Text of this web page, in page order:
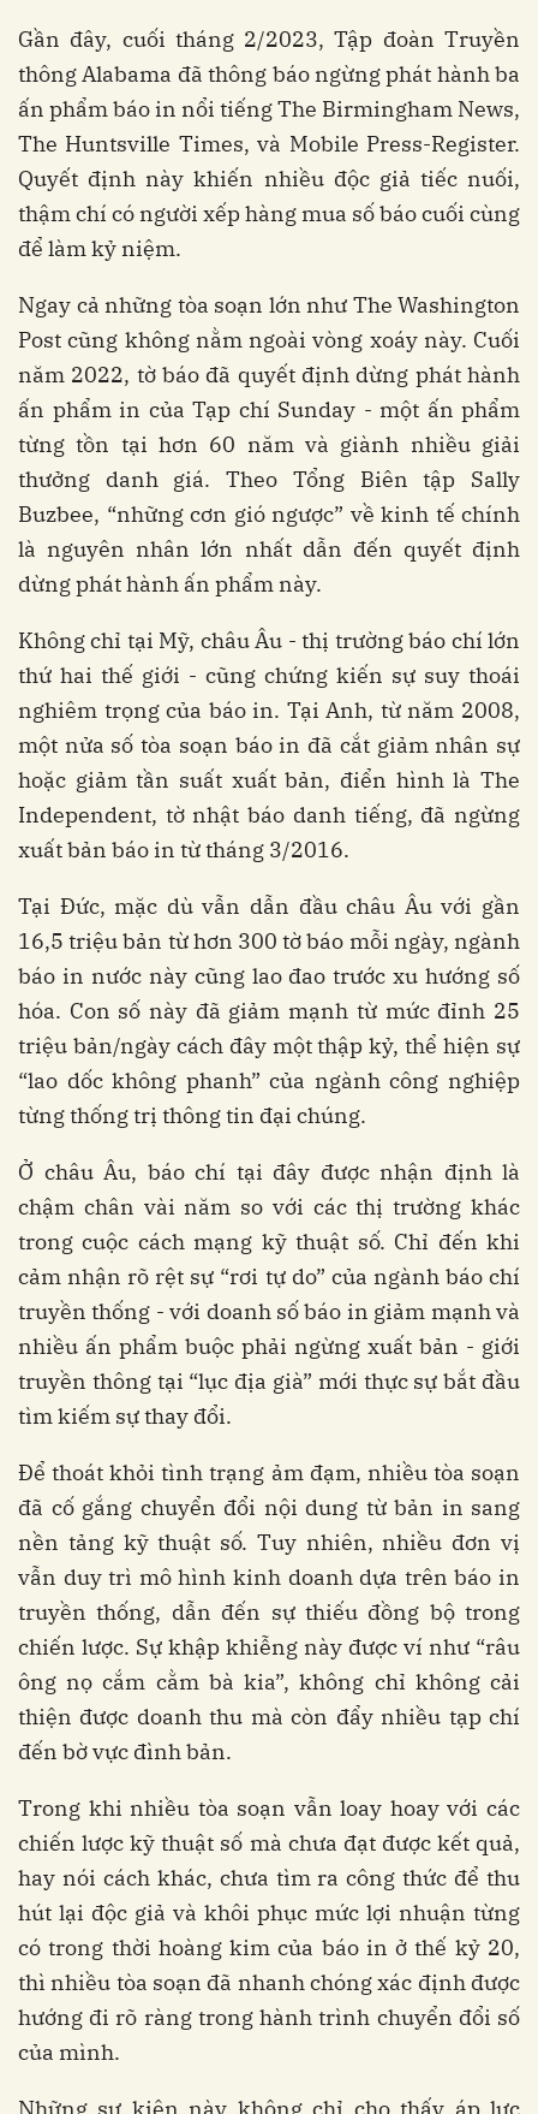
Gần đây, cuối tháng 2/2023, Tập đoàn Truyền
thông Alabama đã thông báo ngừng phát hành ba
ấn phẩm báo in nổi tiếng The Birmingham News,
The Huntsville Times, và Mobile Press-Register.
Quyết định này khiến nhiều độc giả tiếc nuối,
thậm chí có người xếp hàng mua số báo cuối cùng
để làm kỷ niệm.
Ngay cả những tòa soạn lớn như The Washington
Post cũng không nằm ngoài vòng xoáy này. Cuối
năm 2022, tờ báo đã quyết định dừng phát hành
ấn phẩm in của Tạp chí Sunday - một ấn phẩm
từng tồn tại hơn 60 năm và giành nhiều giải
thưởng danh giá. Theo Tổng Biên tập Sally
Buzbee, “những cơn gió ngược” về kinh tế chính
là nguyên nhân lớn nhất dẫn đến quyết định
dừng phát hành ấn phẩm này.
Không chỉ tại Mỹ, châu Âu - thị trường báo chí lớn
thứ hai thế giới - cũng chứng kiến sự suy thoái
nghiêm trọng của báo in. Tại Anh, từ năm 2008,
một nửa số tòa soạn báo in đã cắt giảm nhân sự
hoặc giảm tần suất xuất bản, điển hình là The
Independent, tờ nhật báo danh tiếng, đã ngừng
xuất bản báo in từ tháng 3/2016.
Tại Đức, mặc dù vẫn dẫn đầu châu Âu với gần
16,5 triệu bản từ hơn 300 tờ báo mỗi ngày, ngành
báo in nước này cũng lao đao trước xu hướng số
hóa. Con số này đã giảm mạnh từ mức đỉnh 25
triệu bản/ngày cách đây một thập kỷ, thể hiện sự
“lao dốc không phanh” của ngành công nghiệp
từng thống trị thông tin đại chúng.
Ở châu Âu, báo chí tại đây được nhận định là
chậm chân vài năm so với các thị trường khác
trong cuộc cách mạng kỹ thuật số. Chỉ đến khi
cảm nhận rõ rệt sự “rơi tự do” của ngành báo chí
truyền thống - với doanh số báo in giảm mạnh và
nhiều ấn phẩm buộc phải ngừng xuất bản - giới
truyền thông tại “lục địa già” mới thực sự bắt đầu
tìm kiếm sự thay đổi.
Để thoát khỏi tình trạng ảm đạm, nhiều tòa soạn
đã cố gắng chuyển đổi nội dung từ bản in sang
nền tảng kỹ thuật số. Tuy nhiên, nhiều đơn vị
vẫn duy trì mô hình kinh doanh dựa trên báo in
truyền thống, dẫn đến sự thiếu đồng bộ trong
chiến lược. Sự khập khiễng này được ví như “râu
ông nọ cắm cằm bà kia”, không chỉ không cải
thiện được doanh thu mà còn đẩy nhiều tạp chí
đến bờ vực đình bản.
Trong khi nhiều tòa soạn vẫn loay hoay với các
chiến lược kỹ thuật số mà chưa đạt được kết quả,
hay nói cách khác, chưa tìm ra công thức để thu
hút lại độc giả và khôi phục mức lợi nhuận từng
có trong thời hoàng kim của báo in ở thế kỷ 20,
thì nhiều tòa soạn đã nhanh chóng xác định được
hướng đi rõ ràng trong hành trình chuyển đổi số
của mình.